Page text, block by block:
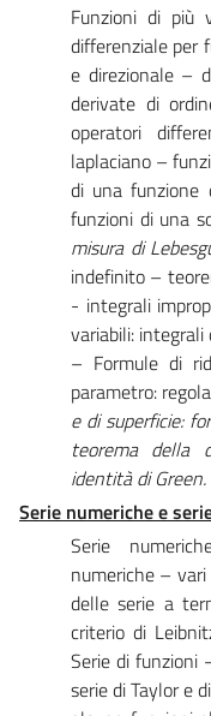
Funzioni di più
differenziale per
e direzionale –
derivate di
operatori
laplaciano –
di una funzione
funzioni di una
misura di
indefinito –
- integrali
variabili:
– Formule di
parametro:
e di superficie:
teorema della
identità di Green.
Serie numeriche e
Serie
numeriche –
delle serie a
criterio di
Serie di funzioni
serie di Taylor e